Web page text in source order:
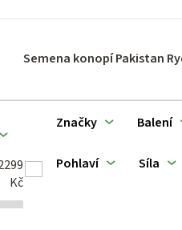
Semena konopí Pakistan
Kč
Značky Balení
Pohlaví Síla